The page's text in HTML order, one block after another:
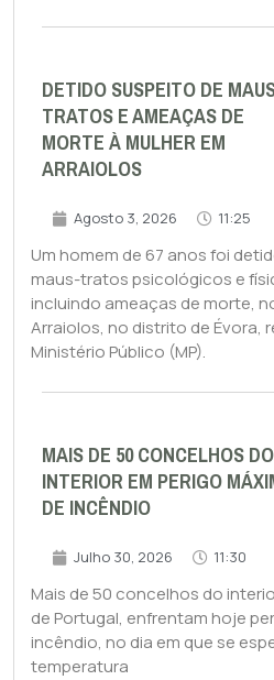
DETIDO SUSPEITO DE
TRATOS E AMEAÇAS DE
MORTE À MULHER EM
ARRAIOLOS
Agosto 3, 2026 11:25
Um homem de 67 anos foi
maus-tratos psicológicos e
incluindo ameaças de morte,
Arraiolos, no distrito de Évora,
Ministério Público (MP).
MAIS DE 50 CONCELHOS DO
INTERIOR EM PERIGO
DE INCÊNDIO
Julho 30, 2026 11:30
Mais de 50 concelhos do
de Portugal, enfrentam hoje
incêndio, no dia em que se
temperatura